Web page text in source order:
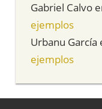
Gabriel Calvo
ejemplos
Urbanu García
ejemplos